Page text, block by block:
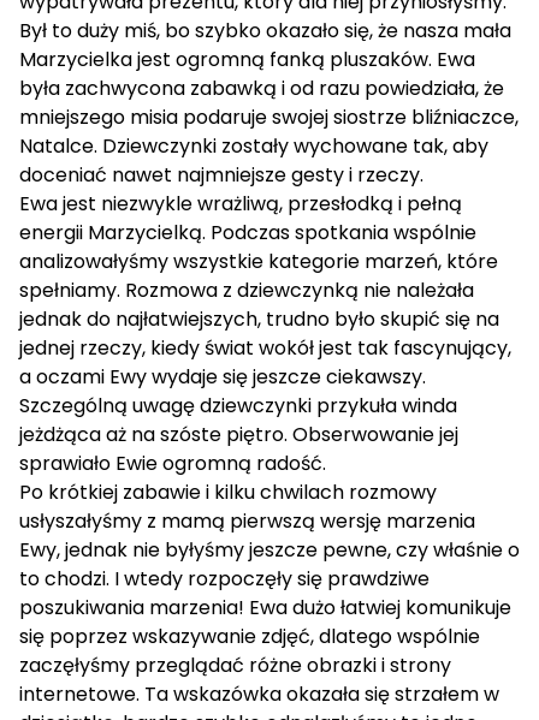
Był to duży miś, bo szybko okazało się, że nasza mała
Marzycielka jest ogromną fanką pluszaków. Ewa
była zachwycona zabawką i od razu powiedziała, że
mniejszego misia podaruje swojej siostrze bliźniaczce,
Natalce. Dziewczynki zostały wychowane tak, aby
doceniać nawet najmniejsze gesty i rzeczy.
Ewa jest niezwykle wrażliwą, przesłodką i pełną
energii Marzycielką. Podczas spotkania wspólnie
analizowałyśmy wszystkie kategorie marzeń, które
spełniamy. Rozmowa z dziewczynką nie należała
jednak do najłatwiejszych, trudno było skupić się na
jednej rzeczy, kiedy świat wokół jest tak fascynujący,
a oczami Ewy wydaje się jeszcze ciekawszy.
Szczególną uwagę dziewczynki przykuła winda
jeżdżąca aż na szóste piętro. Obserwowanie jej
sprawiało Ewie ogromną radość.
Po krótkiej zabawie i kilku chwilach rozmowy
usłyszałyśmy z mamą pierwszą wersję marzenia
Ewy, jednak nie byłyśmy jeszcze pewne, czy właśnie o
to chodzi. I wtedy rozpoczęły się prawdziwe
poszukiwania marzenia! Ewa dużo łatwiej komunikuje
się poprzez wskazywanie zdjęć, dlatego wspólnie
zaczęłyśmy przeglądać różne obrazki i strony
internetowe. Ta wskazówka okazała się strzałem w